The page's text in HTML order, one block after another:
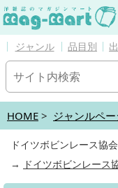
ジャンル 品目別
HOME > ジャンルペー
ドイツボビンレース協
→
ドイツボビンレース